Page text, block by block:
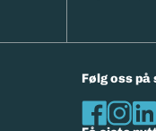
Følg oss på